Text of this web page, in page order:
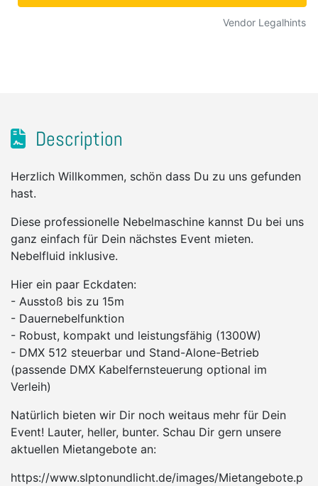
Vendor Legalhints
Description
Herzlich Willkommen, schön dass Du zu uns gefunden
hast.
Diese professionelle Nebelmaschine kannst Du bei uns
ganz einfach für Dein nächstes Event mieten.
Nebelfluid inklusive.
Hier ein paar Eckdaten:
- Ausstoß bis zu 15m
- Dauernebelfunktion
- Robust, kompakt und leistungsfähig (1300W)
- DMX 512 steuerbar und Stand-Alone-Betrieb
(passende DMX Kabelfernsteuerung optional im
Verleih)
Natürlich bieten wir Dir noch weitaus mehr für Dein
Event! Lauter, heller, bunter. Schau Dir gern unsere
aktuellen Mietangebote an:
https://www.slptonundlicht.de/images/Mietangebote.p